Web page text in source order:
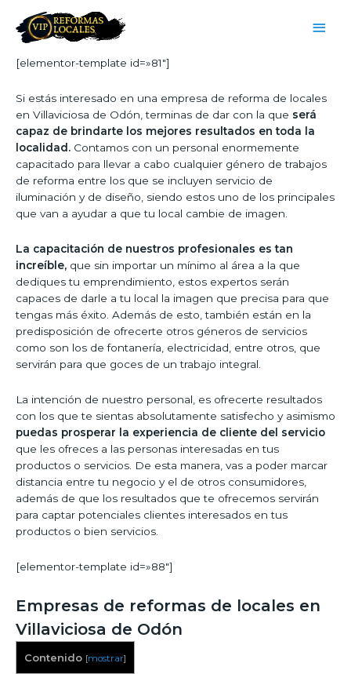
[elementor-template id=»81″]
Si estás interesado en una empresa de reforma de locales
en Villaviciosa de Odón, terminas de dar con la que será
capaz de brindarte los mejores resultados en toda la
localidad. Contamos con un personal enormemente
capacitado para llevar a cabo cualquier género de trabajos
de reforma entre los que se incluyen servicio de
iluminación y de diseño, siendo estos uno de los principales
que van a ayudar a que tu local cambie de imagen.
La capacitación de nuestros profesionales es tan
increíble, que sin importar un mínimo al área a la que
dediques tu emprendimiento, estos expertos serán
capaces de darle a tu local la imagen que precisa para que
tengas más éxito. Además de esto, también están en la
predisposición de ofrecerte otros géneros de servicios
como son los de fontanería, electricidad, entre otros, que
servirán para que goces de un trabajo integral.
La intención de nuestro personal, es ofrecerte resultados
con los que te sientas absolutamente satisfecho y asimismo
puedas prosperar la experiencia de cliente del servicio
que les ofreces a las personas interesadas en tus
productos o servicios. De esta manera, vas a poder marcar
distancia entre tu negocio y el de otros consumidores,
además de que los resultados que te ofrecemos servirán
para captar potenciales clientes interesados en tus
productos o bien servicios.
[elementor-template id=»88″]
Empresas de reformas de locales en
Villaviciosa de Odón
Contenido [mostrar]